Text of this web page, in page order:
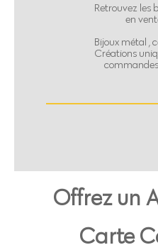
Retrouvez les
en
Bijoux métal ,
Créations
Offrez un
Carte